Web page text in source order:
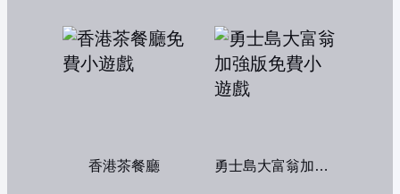
香港茶餐廳 勇士島大富翁加強版